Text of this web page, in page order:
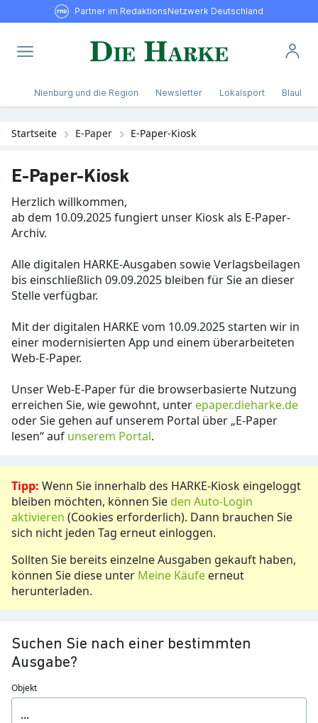
Partner im RedaktionsNetzwerk Deutschland
Nienburg und die Region Newsletter Lokalsport Blaulicht
Startseite E-Paper E-Paper-Kiosk
E-Paper-Kiosk
Herzlich willkommen,
ab dem 10.09.2025 fungiert unser Kiosk als E-Paper-
Archiv.
Alle digitalen HARKE-Ausgaben sowie Verlagsbeilagen
bis einschließlich 09.09.2025 bleiben für Sie an dieser
Stelle verfügbar.
Mit der digitalen HARKE vom 10.09.2025 starten wir in
einer modernisierten App und einem überarbeiteten
Web-E-Paper.
Unser Web-E-Paper für die browserbasierte Nutzung
erreichen Sie, wie gewohnt, unter epaper.dieharke.de
oder Sie gehen auf unserem Portal über „E-Paper
lesen“ auf unserem Portal.
Tipp: Wenn Sie innerhalb des HARKE-Kiosk eingeloggt
bleiben möchten, können Sie den Auto-Login
aktivieren (Cookies erforderlich). Dann brauchen Sie
sich nicht jeden Tag erneut einloggen.
Sollten Sie bereits einzelne Ausgaben gekauft haben,
können Sie diese unter Meine Käufe erneut
herunterladen.
Suchen Sie nach einer bestimmten
Ausgabe?
Objekt